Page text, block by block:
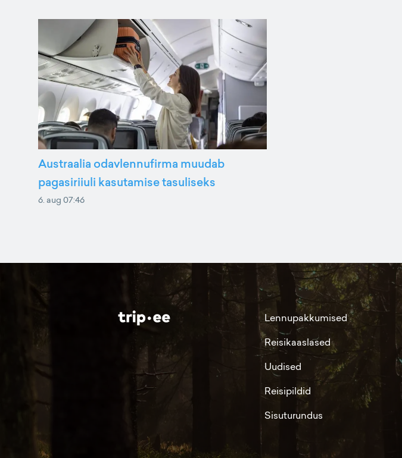
Austraalia odavlennufirma muudab
pagasiriiuli kasutamise tasuliseks
6. aug 07:46
Lennupakkumised
Reisikaaslased
Uudised
Reisipildid
Sisuturundus